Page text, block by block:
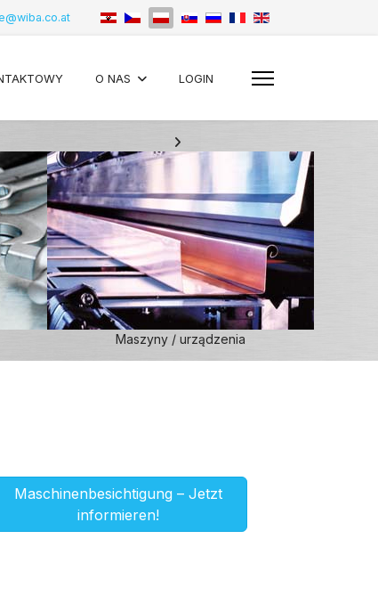
O NAS LOGIN
Maszyny / urządzenia
Maschinenbesichtigung – Jetzt
informieren!